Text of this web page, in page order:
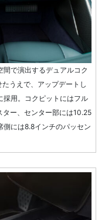
で演出するデュアルコク
うえで、アップデートし
採用。コクピットにはフル
ー、センター部には10.25
側には8.8インチのパッセン